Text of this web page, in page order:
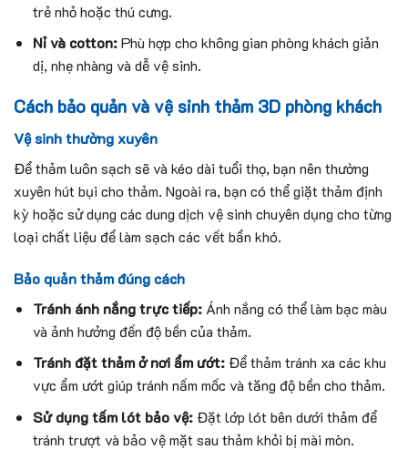
trẻ nhỏ hoặc thú cưng.
Nỉ và cotton:Phù hợp cho không gian phòng khách giản
dị, nhẹ nhàng và dễ vệ sinh.
Cách bảo quản và vệ sinh thảm 3D phòng khách
Vệ sinh thường xuyên
Để thảm luôn sạch sẽ và kéo dài tuổi thọ, bạn nên thường
xuyên hút bụi cho thảm. Ngoài ra, bạn có thể giặt thảm định
kỳ hoặc sử dụng các dung dịch vệ sinh chuyên dụng cho từng
loại chất liệu để làm sạch các vết bẩn khó.
Bảo quản thảm đúng cách
Tránh ánh nắng trực tiếp:Ánh nắng có thể làm bạc màu
và ảnh hưởng đến độ bền của thảm.
Tránh đặt thảm ở nơi ẩm ướt:Để thảm tránh xa các khu
vực ẩm ướt giúp tránh nấm mốc và tăng độ bền cho thảm.
Sử dụng tấm lót bảo vệ:Đặt lớp lót bên dưới thảm để
tránh trượt và bảo vệ mặt sau thảm khỏi bị mài mòn.